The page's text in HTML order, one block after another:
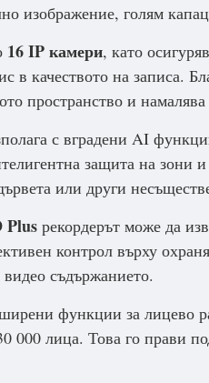
изображение, голям
16 IP камери, като
в качеството на записа.
пространство и
с вградени AI
защита на зони
или други
Plus рекордерът може да
контрол върху
съдържанието.
функции за лицево
000 лица. Това го прави